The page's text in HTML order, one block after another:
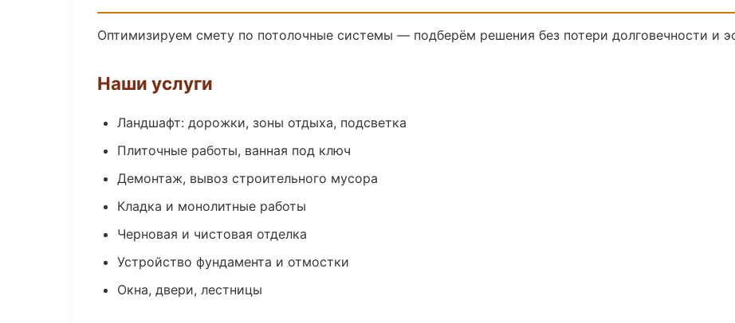
Оптимизируем смету по потолочные системы — подберём решения без потери долговечности и
Наши услуги
Ландшафт: дорожки, зоны отдыха, подсветка
Плиточные работы, ванная под ключ
Демонтаж, вывоз строительного мусора
Кладка и монолитные работы
Черновая и чистовая отделка
Устройство фундамента и отмостки
Окна, двери, лестницы